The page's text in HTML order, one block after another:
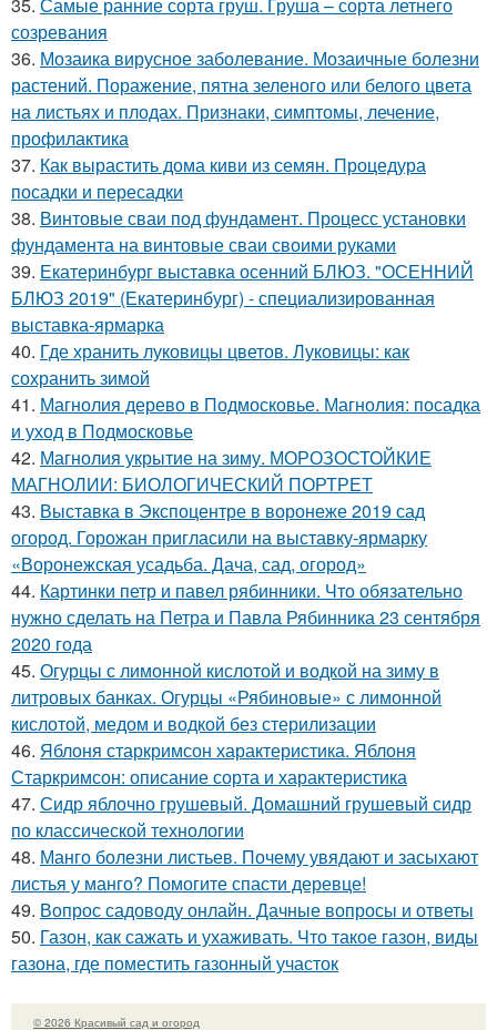
35. Самые ранние сорта груш. Груша – сорта летнего
созревания
36. Мозаика вирусное заболевание. Мозаичные болезни
растений. Поражение, пятна зеленого или белого цвета
на листьях и плодах. Признаки, симптомы, лечение,
профилактика
37. Как вырастить дома киви из семян. Процедура
посадки и пересадки
38. Винтовые сваи под фундамент. Процесс установки
фундамента на винтовые сваи своими руками
39. Екатеринбург выставка осенний БЛЮЗ. "ОСЕННИЙ
БЛЮЗ 2019" (Екатеринбург) - специализированная
выставка-ярмарка
40. Где хранить луковицы цветов. Луковицы: как
сохранить зимой
41. Магнолия дерево в Подмосковье. Магнолия: посадка
и уход в Подмосковье
42. Магнолия укрытие на зиму. МОРОЗОСТОЙКИЕ
МАГНОЛИИ: БИОЛОГИЧЕСКИЙ ПОРТРЕТ
43. Выставка в Экспоцентре в воронеже 2019 сад
огород. Горожан пригласили на выставку-ярмарку
«Воронежская усадьба. Дача, сад, огород»
44. Картинки петр и павел рябинники. Что обязательно
нужно сделать на Петра и Павла Рябинника 23 сентября
2020 года
45. Огурцы с лимонной кислотой и водкой на зиму в
литровых банках. Огурцы «Рябиновые» с лимонной
кислотой, медом и водкой без стерилизации
46. Яблоня старкримсон характеристика. Яблоня
Старкримсон: описание сорта и характеристика
47. Сидр яблочно грушевый. Домашний грушевый сидр
по классической технологии
48. Манго болезни листьев. Почему увядают и засыхают
листья у манго? Помогите спасти деревце!
49. Вопрос садоводу онлайн. Дачные вопросы и ответы
50. Газон, как сажать и ухаживать. Что такое газон, виды
газона, где поместить газонный участок
© 2026 Красивый сад и огород